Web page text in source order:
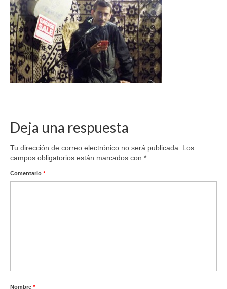
Deja una respuesta
Tu dirección de correo electrónico no será publicada.
Los
campos obligatorios están marcados con *
Comentario *
Nombre *